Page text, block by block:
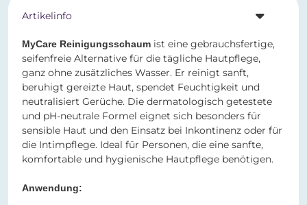
Artikelinfo
MyCare Reinigungsschaum ist eine gebrauchsfertige,
seifenfreie Alternative für die tägliche Hautpflege,
ganz ohne zusätzliches Wasser. Er reinigt sanft,
beruhigt gereizte Haut, spendet Feuchtigkeit und
neutralisiert Gerüche. Die dermatologisch getestete
und pH-neutrale Formel eignet sich besonders für
sensible Haut und den Einsatz bei Inkontinenz oder für
die Intimpflege. Ideal für Personen, die eine sanfte,
komfortable und hygienische Hautpflege benötigen.
Anwendung: